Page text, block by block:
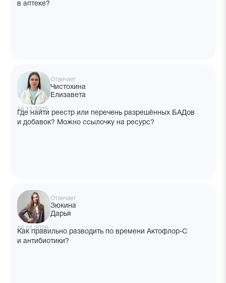
в аптеке?
Отвечает
Чистохина
Елизавета
19.12.2025
Где найти реестр или перечень разрешённых БАДов
и добавок? Можно ссылочку на ресурс?
Отвечает
Зюкина
Дарья
16.01.2026
Как правильно разводить по времени Актофлор-С
и антибиотики?